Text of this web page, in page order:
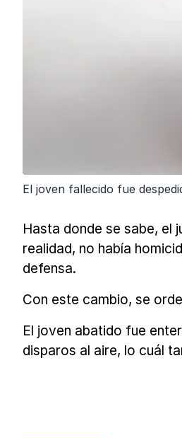
El joven fallecido fue
Hasta donde se sabe, el
realidad, no había
defensa.
Con este cambio, se
El joven abatido fue
disparos al aire, lo cuál